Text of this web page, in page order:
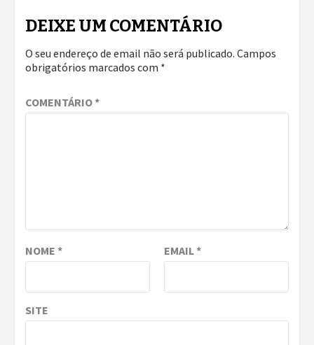
DEIXE UM COMENTÁRIO
O seu endereço de email não será publicado. Campos
obrigatórios marcados com *
COMENTÁRIO*
NOME * EMAIL*
SITE